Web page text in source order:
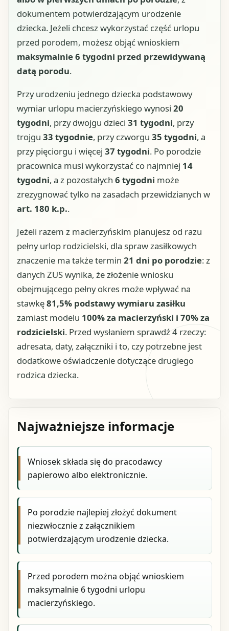
dokumentem potwierdzającym urodzenie
dziecka. Jeżeli chcesz wykorzystać część urlopu
przed porodem, możesz objąć wnioskiem
maksymalnie 6 tygodni przed przewidywaną
datą porodu.
Przy urodzeniu jednego dziecka podstawowy
wymiar urlopu macierzyńskiego wynosi 20
tygodni, przy dwojgu dzieci 31 tygodni, przy
trojgu 33 tygodnie, przy czworgu 35 tygodni, a
przy pięciorgu i więcej 37 tygodni. Po porodzie
pracownica musi wykorzystać co najmniej 14
tygodni, a z pozostałych 6 tygodni może
zrezygnować tylko na zasadach przewidzianych w
art. 180 k.p..
Jeżeli razem z macierzyńskim planujesz od razu
pełny urlop rodzicielski, dla spraw zasiłkowych
znaczenie ma także termin 21 dni po porodzie: z
danych ZUS wynika, że złożenie wniosku
obejmującego pełny okres może wpływać na
stawkę81,5% podstawy wymiaru zasiłku
zamiast modelu 100% za macierzyński i 70% za
rodzicielski. Przed wysłaniem sprawdź 4 rzeczy:
adresata, daty, załączniki i to, czy potrzebne jest
dodatkowe oświadczenie dotyczące drugiego
rodzica dziecka.
Najważniejsze informacje
Wniosek składa się do pracodawcy
papierowo albo elektronicznie.
Po porodzie najlepiej złożyć dokument
niezwłocznie z załącznikiem
potwierdzającym urodzenie dziecka.
Przed porodem można objąć wnioskiem
maksymalnie 6 tygodni urlopu
macierzyńskiego.